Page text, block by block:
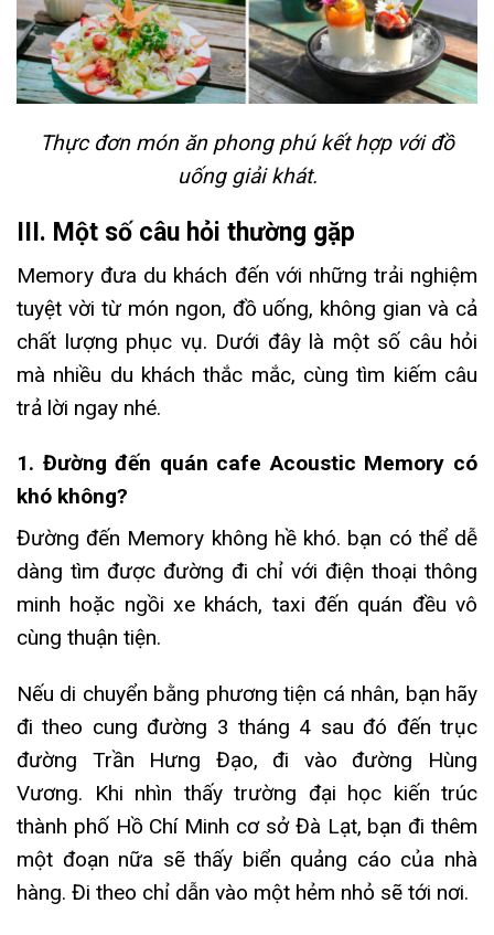
Thực đơn món ăn phong phú kết hợp với đồ
uống giải khát.
III. Một số câu hỏi thường gặp
Memory đưa du khách đến với những trải nghiệm
tuyệt vời từ món ngon, đồ uống, không gian và cả
chất lượng phục vụ. Dưới đây là một số câu hỏi
mà nhiều du khách thắc mắc, cùng tìm kiếm câu
trả lời ngay nhé.
1. Đường đến quán cafe Acoustic Memory có
khó không?
Đường đến Memory không hề khó. bạn có thể dễ
dàng tìm được đường đi chỉ với điện thoại thông
minh hoặc ngồi xe khách, taxi đến quán đều vô
cùng thuận tiện.
Nếu di chuyển bằng phương tiện cá nhân, bạn hãy
đi theo cung đường 3 tháng 4 sau đó đến trục
đường Trần Hưng Đạo, đi vào đường Hùng
Vương. Khi nhìn thấy trường đại học kiến trúc
thành phố Hồ Chí Minh cơ sở Đà Lạt, bạn đi thêm
một đoạn nữa sẽ thấy biển quảng cáo của nhà
hàng. Đi theo chỉ dẫn vào một hẻm nhỏ sẽ tới nơi.